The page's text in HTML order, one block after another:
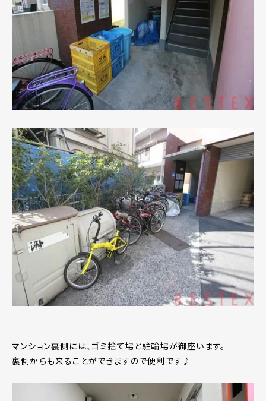
マンション裏側には、ゴミ捨て場と駐輪場が御座います。
裏側からも来ることができますので便利です♪